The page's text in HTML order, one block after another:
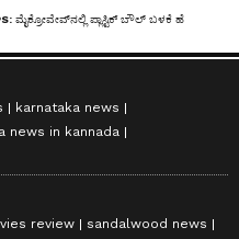
karnataka news
news in kannada
review
sandalwood news